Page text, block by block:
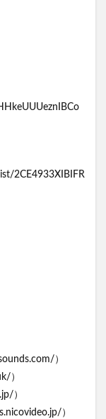
2CE4933XIBIFR
）
）
）
）